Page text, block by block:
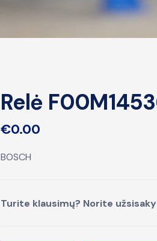
Relė
€0.00
BOSCH
Turite klausimų? Norite